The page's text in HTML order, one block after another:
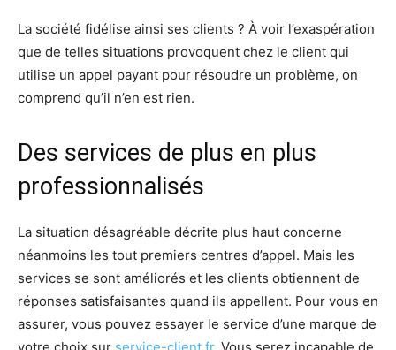
La société fidélise ainsi ses clients ? À voir l’exaspération
que de telles situations provoquent chez le client qui
utilise un appel payant pour résoudre un problème, on
comprend qu’il n’en est rien.
Des services de plus en plus
professionnalisés
La situation désagréable décrite plus haut concerne
néanmoins les tout premiers centres d’appel. Mais les
services se sont améliorés et les clients obtiennent de
réponses satisfaisantes quand ils appellent. Pour vous en
assurer, vous pouvez essayer le service d’une marque de